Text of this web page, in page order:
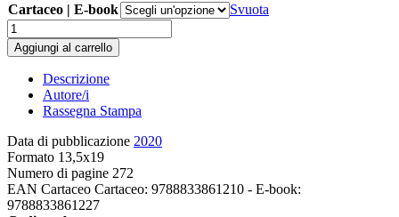
Cartaceo | E-book
Svuota
Donne
di
mafia
quantità
Aggiungi al carrello
Descrizione
Autore/i
Rassegna Stampa
Data di pubblicazione 2020
Formato 13,5x19
Numero di pagine 272
EAN Cartaceo Cartaceo: 9788833861210 - E-book:
9788833861227